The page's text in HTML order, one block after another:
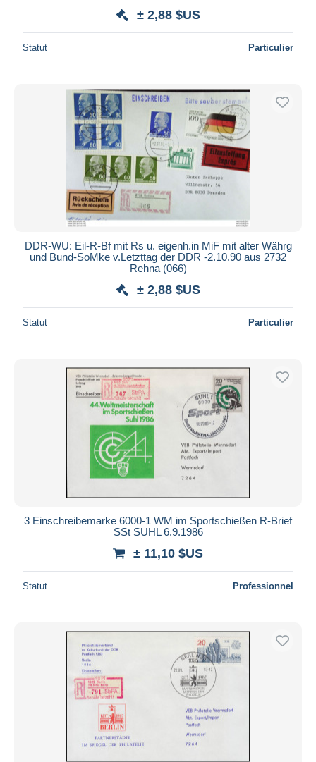
± 2,88 $US
Statut Particulier
DDR-WU: Eil-R-Bf mit Rs u. eigenh.in MiF mit alter Währg
und Bund-SoMke v.Letzttag der DDR -2.10.90 aus 2732
Rehna (066)
± 2,88 $US
Statut Particulier
3 Einschreibemarke 6000-1 WM im Sportschießen R-Brief
SSt SUHL 6.9.1986
± 11,10 $US
Statut Professionnel